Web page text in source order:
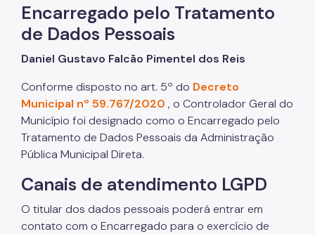
Atende+
Bilhete Único
Itinerários do Ônibus
DAMSP - Departamento de Transportes Públicos
(DTP)
Formulários DTP
Informações Úteis
Encarregado pelo Tratamento
de Dados Pessoais
Daniel Gustavo Falcão Pimentel dos Reis
Conforme disposto no art. 5º do Decreto
Municipal nº 59.767/2020 , o Controlador Geral do
Município foi designado como o Encarregado pelo
Tratamento de Dados Pessoais da Administração
Pública Municipal Direta.
Canais de atendimento LGPD
O titular dos dados pessoais poderá entrar em
contato com o Encarregado para o exercício de